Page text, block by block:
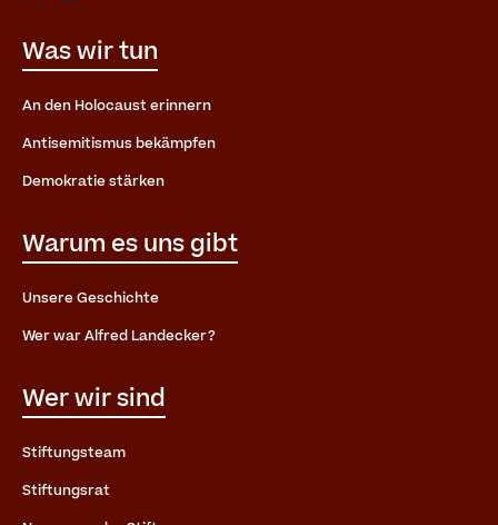
Was wir tun
An den Holocaust erinnern
Antisemitismus bekämpfen
Demokratie stärken
Warum es uns gibt
Unsere Geschichte
Wer war Alfred Landecker?
Wer wir sind
Stiftungsteam
Stiftungsrat